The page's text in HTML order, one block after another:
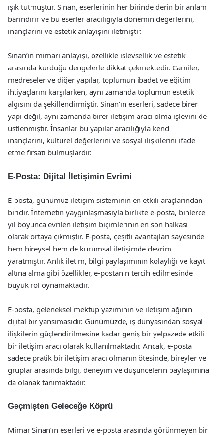
ışık tutmuştur. Sinan, eserlerinin her birinde derin bir anlam
barındırır ve bu eserler aracılığıyla dönemin değerlerini,
inançlarını ve estetik anlayışını iletmiştir.
Sinan’ın mimari anlayışı, özellikle işlevsellik ve estetik
arasında kurduğu dengelerle dikkat çekmektedir. Camiler,
medreseler ve diğer yapılar, toplumun ibadet ve eğitim
ihtiyaçlarını karşılarken, aynı zamanda toplumun estetik
algısını da şekillendirmiştir. Sinan’ın eserleri, sadece birer
yapı değil, aynı zamanda birer iletişim aracı olma işlevini de
üstlenmiştir. İnsanlar bu yapılar aracılığıyla kendi
inançlarını, kültürel değerlerini ve sosyal ilişkilerini ifade
etme fırsatı bulmuşlardır.
E-Posta: Dijital İletişimin Evrimi
E-posta, günümüz iletişim sisteminin en etkili araçlarından
biridir. İnternetin yaygınlaşmasıyla birlikte e-posta, binlerce
yıl boyunca evrilen iletişim biçimlerinin en son halkası
olarak ortaya çıkmıştır. E-posta, çeşitli avantajları sayesinde
hem bireysel hem de kurumsal iletişimde devrim
yaratmıştır. Anlık iletim, bilgi paylaşımının kolaylığı ve kayıt
altına alma gibi özellikler, e-postanın tercih edilmesinde
büyük rol oynamaktadır.
E-posta, geleneksel mektup yazımının ve iletişim ağının
dijital bir yansımasıdır. Günümüzde, iş dünyasından sosyal
ilişkilerin güçlendirilmesine kadar geniş bir yelpazede etkili
bir iletişim aracı olarak kullanılmaktadır. Ancak, e-posta
sadece pratik bir iletişim aracı olmanın ötesinde, bireyler ve
gruplar arasında bilgi, deneyim ve düşüncelerin paylaşımına
da olanak tanımaktadır.
Geçmişten Geleceğe Köprü
Mimar Sinan’ın eserleri ve e-posta arasında görünmeyen bir